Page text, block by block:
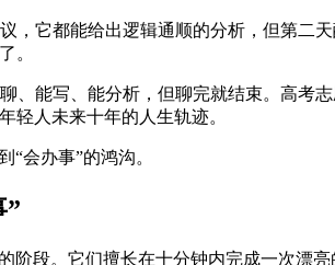
，它都能给出逻辑通顺的分析，但第二
。
、能写、能分析，但聊完就结束。高
轻人未来十年的人生轨迹。
“会办事”的鸿沟。
”
阶段。它们擅长在十分钟内完成一次漂